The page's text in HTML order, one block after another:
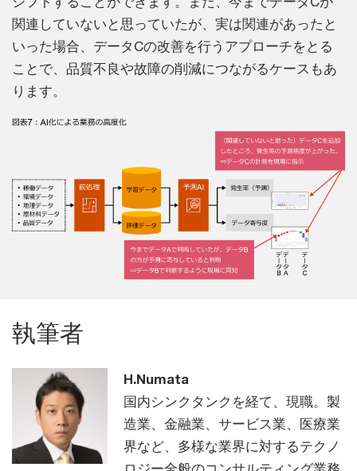
関連していないと思っていたが、実は関連があったと
いった場合、データCの改善を行うアプローチをとる
ことで、品質不良や故障の削減につながるケースもあ
ります。
執筆者
H.Numata
国内シンクタンクを経て、現職。製
造業、金融業、サービス業、医療業
界など、多様な業界に対するテクノ